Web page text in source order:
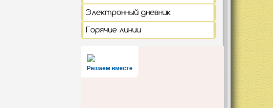
Электронный дневник
Горячие линии
Решаем вместе